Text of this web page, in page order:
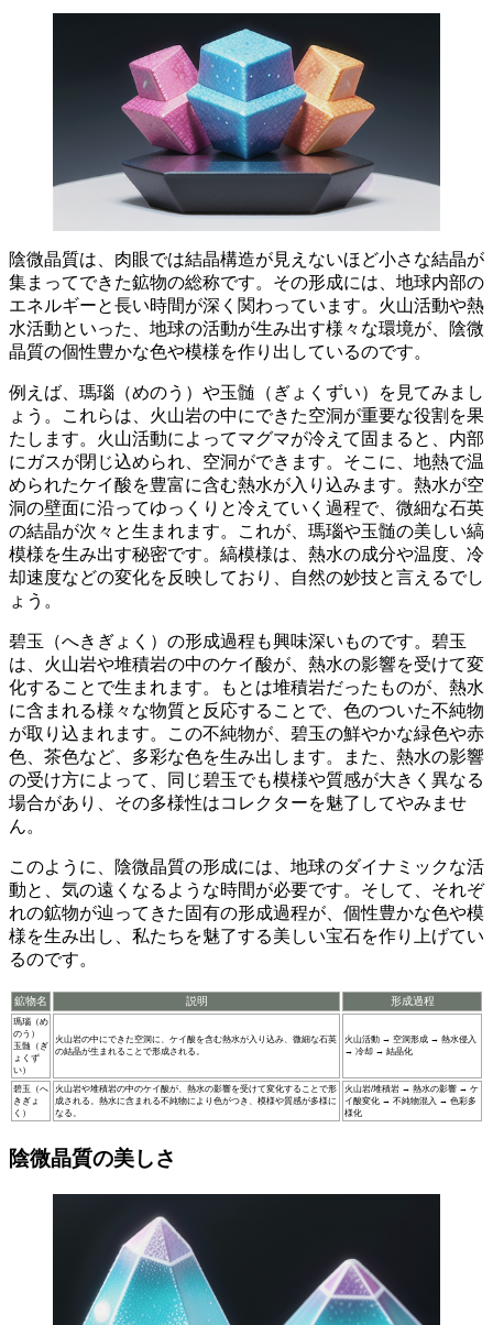
陰微晶質は、肉眼では結晶構造が見えないほど小さな結晶が
集まってできた鉱物の総称です。その形成には、 地球内部の
エネルギーと長い時間が深く関わっています。火山活動や熱
水活動といった、地球の活動が生み出す様々な環境が、陰微
晶質の個性豊かな色や模様を作り出しているのです。
例えば、瑪瑙（めのう）や玉髄（ぎょくずい）を見てみまし
ょう。これらは、 火山岩の中にできた空洞が重要な役割を果
たします。火山活動によってマグマが冷えて固まると、内部
にガスが閉じ込められ、空洞ができます。そこに、地熱で温
められたケイ酸を豊富に含む熱水が入り込みます。熱水が空
洞の壁面に沿ってゆっくりと冷えていく過程で、微細な石英
の結晶が次々と生まれます。これが、瑪瑙や玉髄の美しい縞
模様を生み出す秘密です。 縞模様は、熱水の成分や温度、冷
却速度などの変化を反映しており、自然の妙技と言えるでし
ょう。
碧玉（へきぎょく）の形成過程も興味深いものです。碧玉
は、火山岩や堆積岩の中のケイ酸が、熱水の影響を受けて変
化することで生まれます。もとは堆積岩だったものが、 熱水
に含まれる様々な物質と反応することで、色のついた不純物
が取り込まれます。この不純物が、碧玉の鮮やかな緑色や赤
色、茶色など、多彩な色を生み出します。また、熱水の影響
の受け方によって、
同じ碧玉でも模様や質感が大きく異なる
場合があり、その多様性はコレクターを魅了してやみませ
ん。
このように、陰微晶質の形成には、 地球のダイナミックな活
動と、気の遠くなるような時間が必要です。そして、それぞ
れの鉱物が辿ってきた 固有の形成過程が、個性豊かな色や模
様を生み出し、私たちを魅了する美しい宝石を作り上げてい
るのです。
鉱物名 説明 形成過程
瑪瑙（め
のう）
玉髄（ぎ
ょくず
い）
火山岩の中にできた空洞に、ケイ酸を含む熱水が入り込み、微細な石英
の結晶が生まれることで形成される。
火山活動 → 空洞形成 → 熱水侵入
→ 冷却 → 結晶化
碧玉（へ
きぎょ
く）
火山岩や堆積岩の中のケイ酸が、熱水の影響を受けて変化することで形
成される。熱水に含まれる不純物により色がつき、模様や質感が多様に
なる。
火山岩/堆積岩 → 熱水の影響 → ケ
イ酸変化 → 不純物混入 → 色彩多
様化
陰微晶質の美しさ